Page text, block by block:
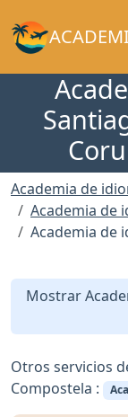
Academia de
Academia de
Academia de
Mostrar
Otros servicios
Compostela :